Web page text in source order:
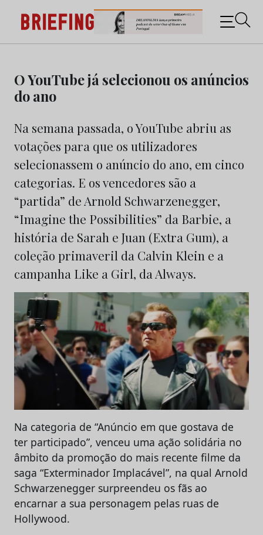
content
Briefing: Todas as notícias sobre os negócios do
Marketing e da Publicidade
O YouTube já selecionou os anúncios
do ano
Na semana passada, o YouTube abriu as
votações para que os utilizadores
selecionassem o anúncio do ano, em cinco
categorias. E os vencedores são a
“partida” de Arnold Schwarzenegger,
“Imagine the Possibilities” da Barbie, a
história de Sarah e Juan (Extra Gum), a
coleção primaveril da Calvin Klein e a
campanha Like a Girl, da Always.
Na categoria de “Anúncio em que gostava de
ter participado”, venceu uma ação solidária no
âmbito da promoção do mais recente filme da
saga “Exterminador Implacável”, na qual Arnold
Schwarzenegger surpreendeu os fãs ao
encarnar a sua personagem pelas ruas de
Hollywood.